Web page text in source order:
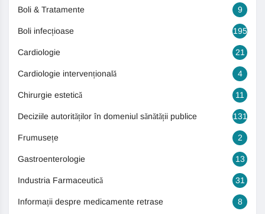
Boli & Tratamente 9
Boli infecțioase 195
Cardiologie 21
Cardiologie intervențională 4
Chirurgie estetică 11
Deciziile autorităților în domeniul sănătății publice 131
Frumusețe 2
Gastroenterologie 13
Industria Farmaceutică 31
Informații despre medicamente retrase 8